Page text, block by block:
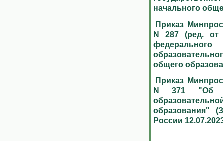
начального
Приказ
N 287 (ред. от
общего
Приказ
N 371 "Об
образования"
России